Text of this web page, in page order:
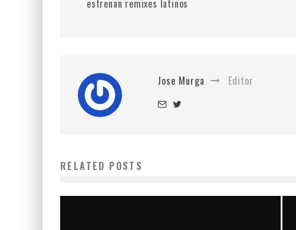
estrenan remixes latinos
Jose Murga Editor
RELATED POSTS